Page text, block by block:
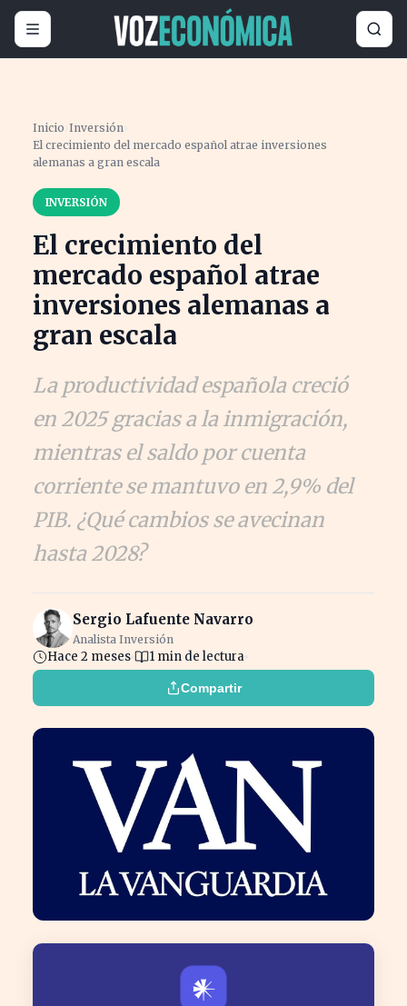
Inicio ›Inversión›
El crecimiento del mercado español atrae inversiones
alemanas a gran escala
INVERSIÓN
El crecimiento del
mercado español atrae
inversiones alemanas a
gran escala
La productividad española creció
en 2025 gracias a la inmigración,
mientras el saldo por cuenta
corriente se mantuvo en 2,9% del
PIB. ¿Qué cambios se avecinan
hasta 2028?
Sergio Lafuente Navarro
Analista Inversión
Hace 2 meses 1 min de lectura
Compartir
𒀭